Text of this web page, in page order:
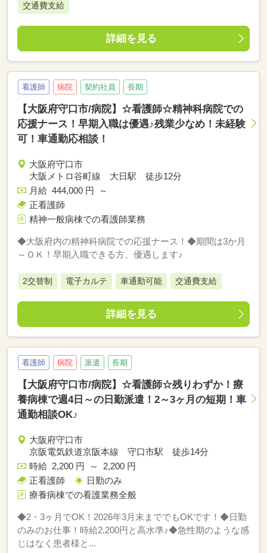
交通費支給
詳細を見る
看護師 病院 契約社員 長期
【大阪府守口市/病院】☆看護師☆精神科病院での
応援ナース！早期入職は優遇♪残業少なめ！未経験
可！車通勤応相談！
大阪府守口市
大阪メトロ谷町線 大日駅 徒歩12分
月給 444,000 円 ～
正看護師
精神一般病棟での看護師業務
◆大阪府内の精神科病院での応援ナース！◆期間は3か月
～ＯＫ！早期入職できる方、優遇します♪
2交替制 電子カルテ 車通勤可能 交通費支給
詳細を見る
看護師 病院 派遣 長期
【大阪府守口市/病院】☆看護師☆残りわずか！療
養病棟で週4日～の日勤派遣！2～3ヶ月の短期！車
通勤相談OK♪
大阪府守口市
京阪電気鉄道京阪本線 守口市駅 徒歩14分
時給 2,200 円 ～ 2,200 円
正看護師
日勤のみ
療養病棟での看護業務全般
◆2・3ヶ月でOK！2026年3月末まででもOKです！◆日勤
のみのお仕事！時給2,200円と高水準♪◆急性期のような感
じはなく患者様と...